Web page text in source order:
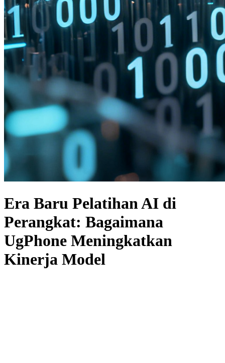
Era Baru Pelatihan AI di
Perangkat: Bagaimana
UgPhone Meningkatkan
Kinerja Model